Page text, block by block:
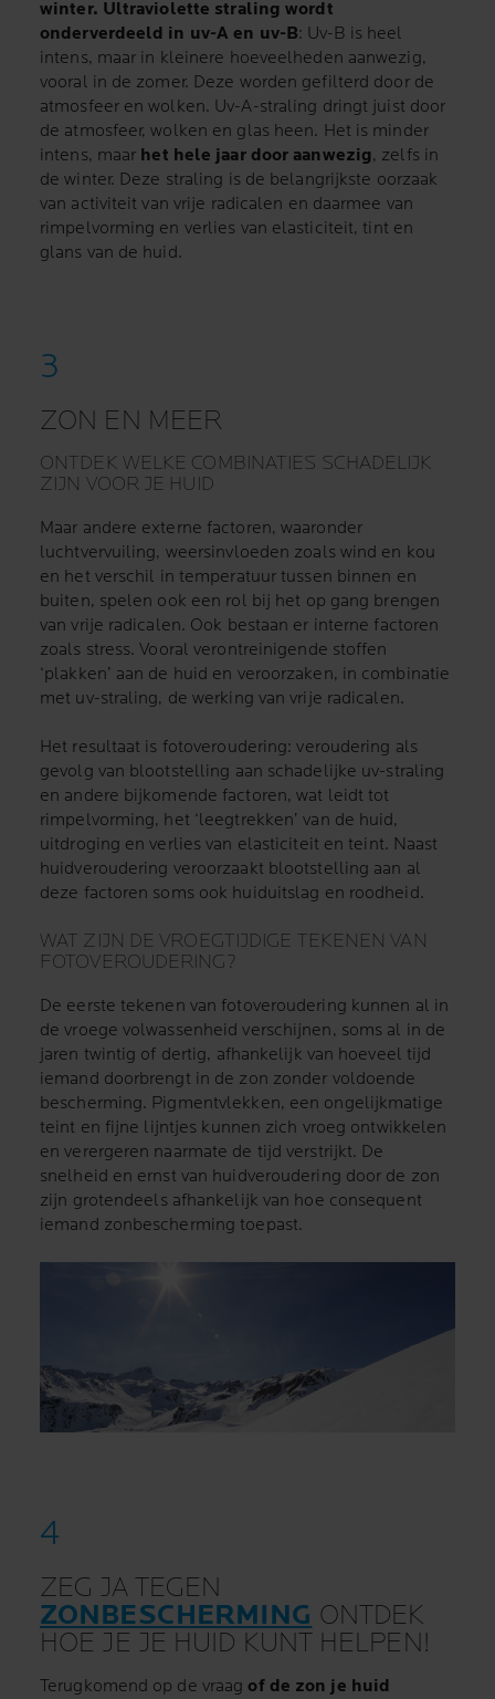
winter. Ultraviolette straling wordt
onderverdeeld in uv-A en uv-B: Uv-B is heel
intens, maar in kleinere hoeveelheden aanwezig,
vooral in de zomer. Deze worden gefilterd door de
atmosfeer en wolken. Uv-A-straling dringt juist door
de atmosfeer, wolken en glas heen. Het is minder
intens, maar het hele jaar door aanwezig, zelfs in
de winter. Deze straling is de belangrijkste oorzaak
van activiteit van vrije radicalen en daarmee van
rimpelvorming en verlies van elasticiteit, tint en
glans van de huid.
ZON EN MEER
ONTDEK WELKE COMBINATIES SCHADELIJK
ZIJN VOOR JE HUID
Maar andere externe factoren, waaronder
luchtvervuiling, weersinvloeden zoals wind en kou
en het verschil in temperatuur tussen binnen en
buiten, spelen ook een rol bij het op gang brengen
van vrije radicalen. Ook bestaan er interne factoren
zoals stress. Vooral verontreinigende stoffen
‘plakken’ aan de huid en veroorzaken, in combinatie
met uv-straling, de werking van vrije radicalen.
Het resultaat is fotoveroudering: veroudering als
gevolg van blootstelling aan schadelijke uv-straling
en andere bijkomende factoren, wat leidt tot
rimpelvorming, het ‘leegtrekken’ van de huid,
uitdroging en verlies van elasticiteit en teint. Naast
huidveroudering veroorzaakt blootstelling aan al
deze factoren soms ook huiduitslag en roodheid.
WAT ZIJN DE VROEGTIJDIGE TEKENEN VAN
FOTOVEROUDERING?
De eerste tekenen van fotoveroudering kunnen al in
de vroege volwassenheid verschijnen, soms al in de
jaren twintig of dertig, afhankelijk van hoeveel tijd
iemand doorbrengt in de zon zonder voldoende
bescherming. Pigmentvlekken, een ongelijkmatige
teint en fijne lijntjes kunnen zich vroeg ontwikkelen
en verergeren naarmate de tijd verstrijkt. De
snelheid en ernst van huidveroudering door de zon
zijn grotendeels afhankelijk van hoe consequent
iemand zonbescherming toepast.
ZEG JA TEGEN
ZONBESCHERMING ONTDEK
HOE JE JE HUID KUNT HELPEN!
Terugkomend op de vraagof de zon je huid